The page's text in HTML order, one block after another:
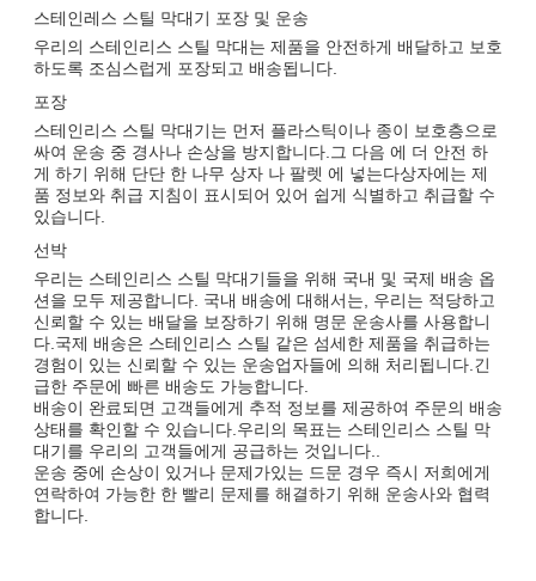
스테인레스 스틸 막대기 포장 및 운송
우리의 스테인리스 스틸 막대는 제품을 안전하게 배달하고 보호
하도록 조심스럽게 포장되고 배송됩니다.
포장
스테인리스 스틸 막대기는 먼저 플라스틱이나 종이 보호층으로
싸여 운송 중 경사나 손상을 방지합니다.그 다음 에 더 안전 하
게 하기 위해 단단 한 나무 상자 나 팔렛 에 넣는다상자에는 제
품 정보와 취급 지침이 표시되어 있어 쉽게 식별하고 취급할 수
있습니다.
선박
우리는 스테인리스 스틸 막대기들을 위해 국내 및 국제 배송 옵
션을 모두 제공합니다. 국내 배송에 대해서는, 우리는 적당하고
신뢰할 수 있는 배달을 보장하기 위해 명문 운송사를 사용합니
다.국제 배송은 스테인리스 스틸 같은 섬세한 제품을 취급하는
경험이 있는 신뢰할 수 있는 운송업자들에 의해 처리됩니다.긴
급한 주문에 빠른 배송도 가능합니다.
배송이 완료되면 고객들에게 추적 정보를 제공하여 주문의 배송
상태를 확인할 수 있습니다.우리의 목표는 스테인리스 스틸 막
대기를 우리의 고객들에게 공급하는 것입니다..
운송 중에 손상이 있거나 문제가있는 드문 경우 즉시 저희에게
연락하여 가능한 한 빨리 문제를 해결하기 위해 운송사와 협력
합니다.